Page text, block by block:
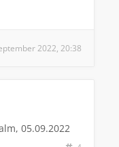
2022, 20:38
05.09.2022